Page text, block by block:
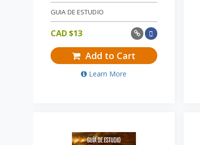
GUIA DE ESTUDIO
CAD $13
Add to Cart
Learn More